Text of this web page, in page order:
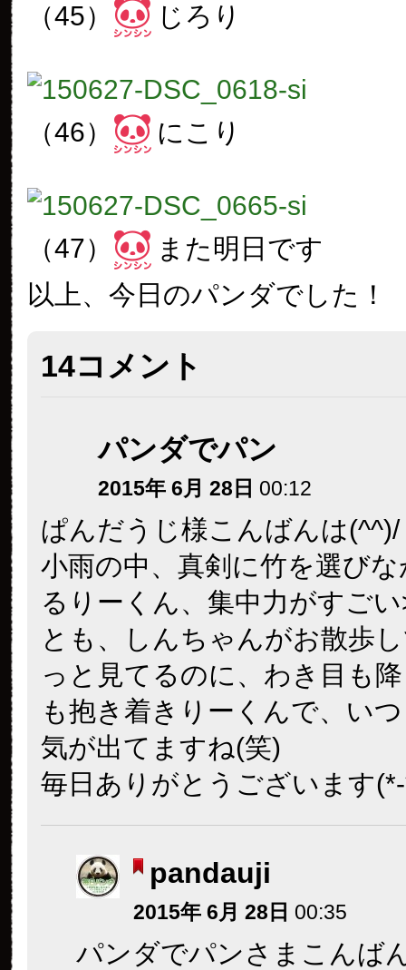
（45） じろり
（46） にこり
（47）
また明日です
以上、今日のパンダでした！
14コメント
パンダでパン
2015年 6月 28日 00:12
ぱんだうじ様こんばんは(^^)/
小雨の中、真剣に竹を選び
るりーくん、集中力がすご
とも、しんちゃんがお散歩
っと見てるのに、わき目も
も抱き着きりーくんで、い
気が出てますね(笑)
毎日ありがとうございます
pandauji
2015年 6月 28日 00:35
パンダでパンさまこんば